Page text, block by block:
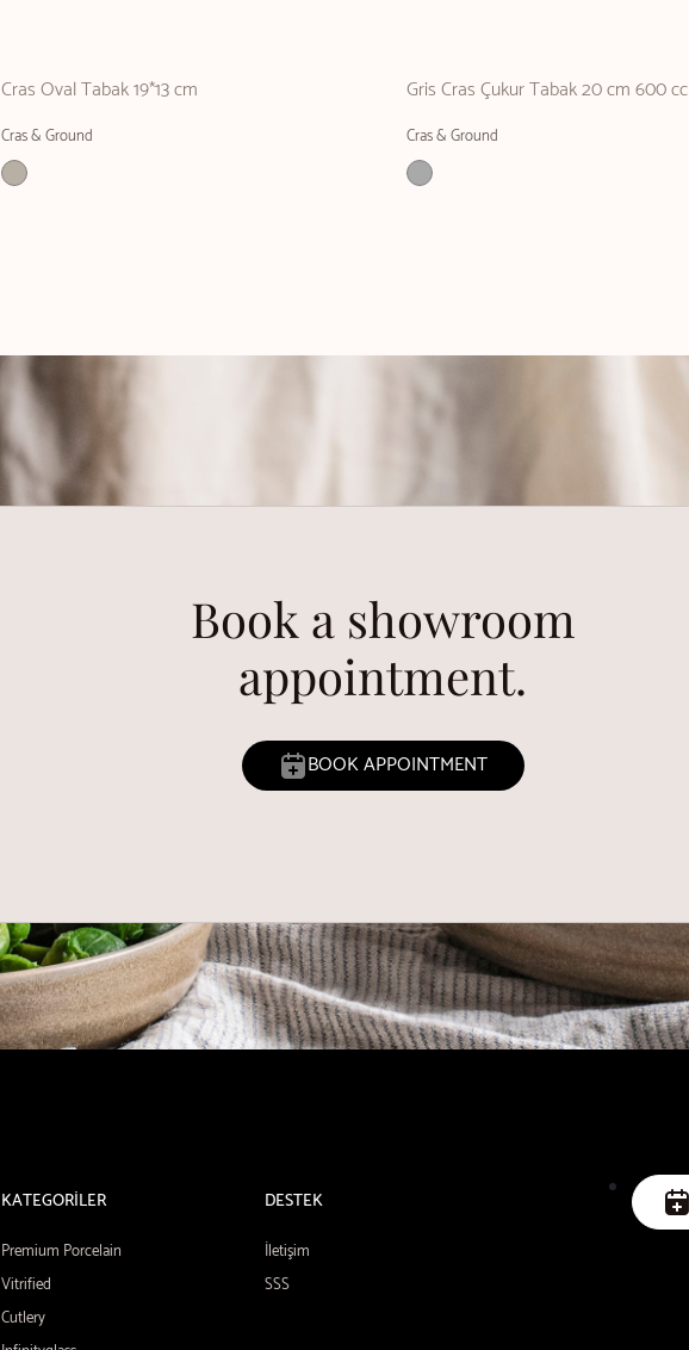
Cras Oval Tabak 19*13 cm
Cras & Ground
Gris Cras Çukur Tabak 20 cm 600 cc
Cras & Ground
Book a showroom
appointment.
BOOK APPOINTMENT
KATEGORİLER
Premium Porcelain
Vitrified
Cutlery
DESTEK
İletişim
SSS